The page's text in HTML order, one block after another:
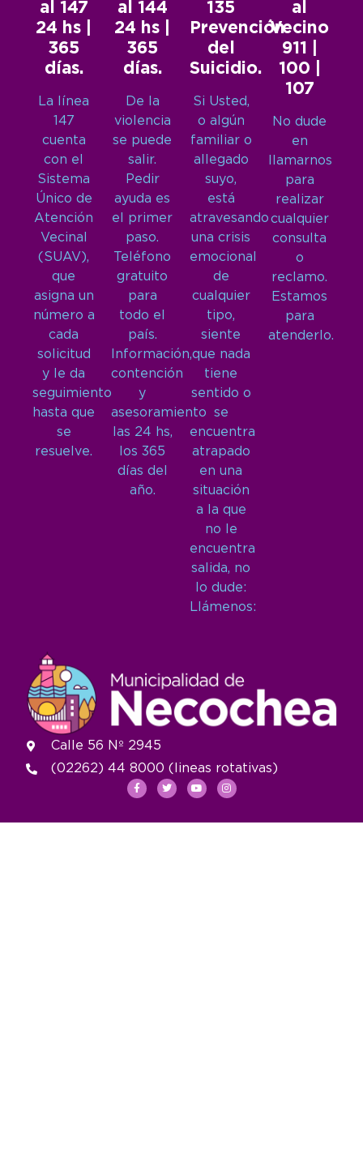
al 147
24 hs |
365
días.
La línea
147
cuenta
con el
Sistema
Único de
Atención
Vecinal
(SUAV),
que
asigna un
número a
cada
solicitud
y le da
seguimiento
hasta que
se
resuelve.
al 144
24 hs |
365
días.
De la
violencia
se puede
salir.
Pedir
ayuda es
el primer
paso.
Teléfono
gratuito
para
todo el
país.
Información,
contención
y
asesoramiento
las 24 hs,
los 365
días del
año.
135
Prevención
del
Suicidio.
Si Usted,
o algún
familiar o
allegado
suyo,
está
atravesando
una crisis
emocional
de
cualquier
tipo,
siente
que nada
tiene
sentido o
se
encuentra
atrapado
en una
situación
a la que
no le
encuentra
salida, no
lo dude:
Llámenos:
al
Vecino
911 |
100 |
107
No dude
en
llamarnos
para
realizar
cualquier
consulta
o
reclamo.
Estamos
para
atenderlo.
Calle 56 Nº 2945
(02262) 44 8000 (lineas rotativas)